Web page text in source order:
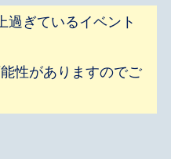
過ぎているイベント
性がありますのでご